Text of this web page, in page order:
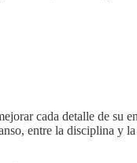
cada detalle de su
entre la disciplina y